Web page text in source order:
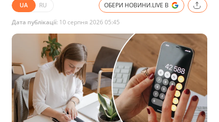
UA RU ОБЕРИ НОВИНИ.LIVE В
Дата публікації: 10 серпня 2026 05:45